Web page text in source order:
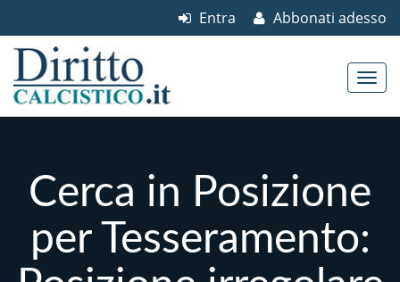
Abbonati adesso
Entra
Cerca in Posizione
per Tesseramento: